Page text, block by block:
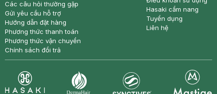
Các câu hỏi thường gặp
Gửi yêu cầu hỗ trợ
Hướng dẫn đặt hàng
Phương thức thanh toán
Phương thức vận chuyển
Chính sách đổi trả
Hasaki cẩm nang
Tuyển dụng
Liên hệ